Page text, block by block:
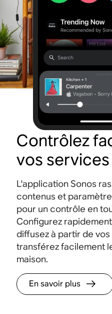
Contrôlez
vos services
L'application Sonos
contenus et
pour un contrôle en
Configurez
diffusez à partir de
transférez facilement
maison.
En savoir plus